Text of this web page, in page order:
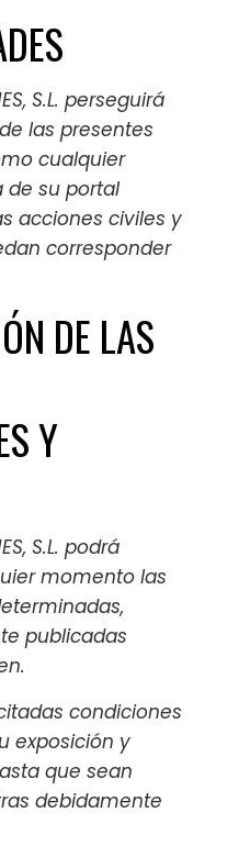
S.L. perseguirá
las presentes
cualquier
de su portal
acciones civiles y
corresponder
DE LAS
Y
S.L. podrá
momento las
publicadas
condiciones
exposición y
que sean
debidamente